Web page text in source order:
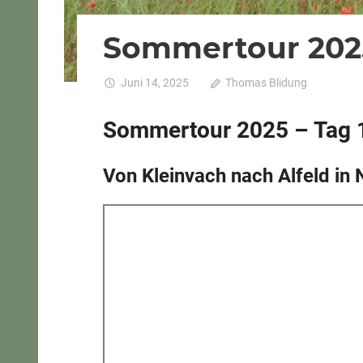
Sommertour
Juni 14, 2025 Thomas Blidung
Sommertour 2025 – Tag
Von Kleinvach nach Alfeld in